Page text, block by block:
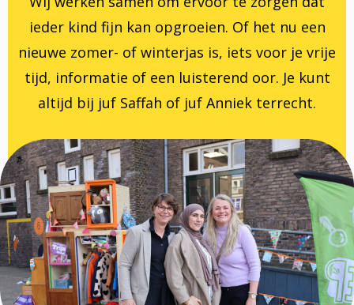
ieder kind fijn kan opgroeien. Of het nu een
nieuwe zomer- of winterjas is, iets voor je vrije
tijd, informatie of een luisterend oor. Je kunt
altijd bij juf Saffah of juf Anniek terrecht.